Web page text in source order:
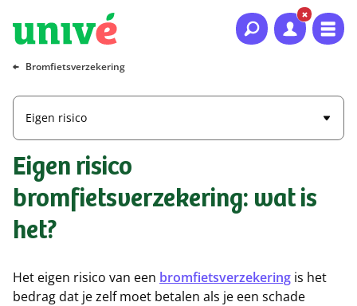
Naar hoofdinhoud
Naar hoofdnavigatie
Naar footer
Bromfietsverzekering
Eigen risico
Eigen risico
bromfietsverzekering: wat is
het?
Het eigen risico van een bromfietsverzekering is het
bedrag dat je zelf moet betalen als je een schade